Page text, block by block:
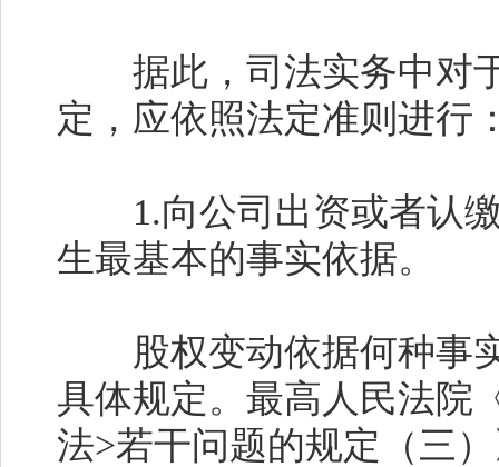
据此，司法实务中对于
定，应依照法定准则进行
1.向公司出资或者认
生最基本的事实依据。
股权变动依据何种事实
具体规定。最高人民法院
法>若干问题的规定（三